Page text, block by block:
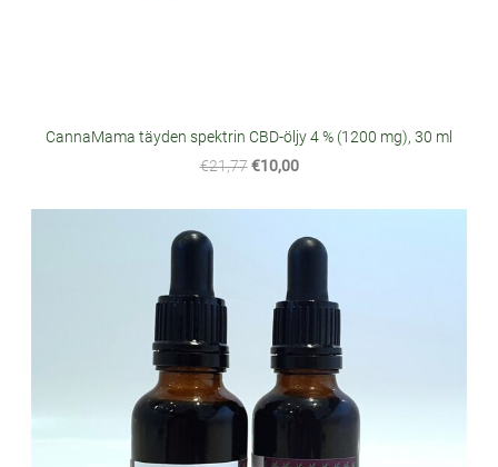
CannaMama täyden spektrin CBD-öljy 4 % (1200 mg), 30 ml
€21,77 €10,00